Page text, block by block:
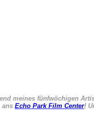
meines fünfwöchigen
ans Echo Park Film Center!